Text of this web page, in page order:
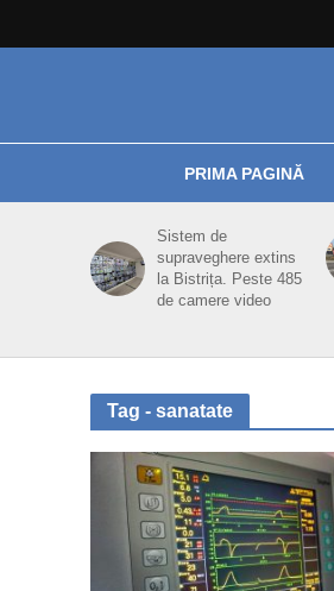
PRIMA PAGINĂ
Sistem de
supraveghere extins
la Bistrița. Peste 485
de camere video
Tag - sanatate